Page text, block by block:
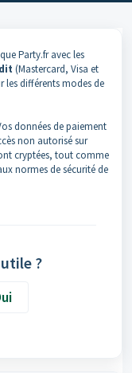
Party.fr avec les
(Mastercard, Visa et
les différents modes de
données de paiement
non autorisé sur
cryptées, tout comme
normes de sécurité de
?